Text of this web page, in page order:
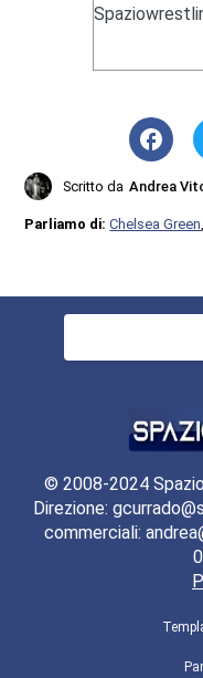
Scritto da Andrea
Parliamo di:Chelsea Green
© 2008-2024
Direzione:
commerciali: